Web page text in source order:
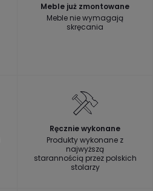
Meble już zmontowane
Meble nie wymagają
skręcania
Ręcznie wykonane
Produkty wykonane z
najwyższą
starannością przez polskich
stolarzy